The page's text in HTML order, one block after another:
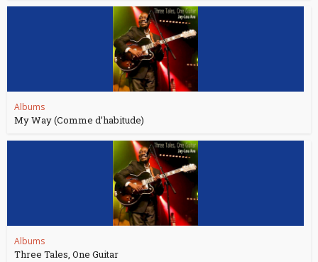
Albums
My Way (Comme d’habitude)
Albums
Three Tales, One Guitar